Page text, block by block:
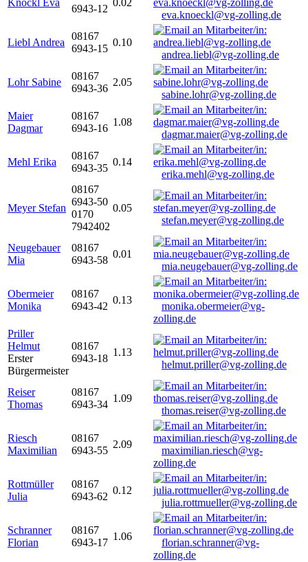
Knöckl Eva
6943-12
0.02
eva.knoeckl@vg-zolling.de
Liebl Andrea
08167
6943-15
0.10
andrea.liebl@vg-zolling.de
Lohr Sabine
08167
6943-36
2.05
sabine.lohr@vg-zolling.de
Maier
Dagmar
08167
6943-16
1.08
dagmar.maier@vg-zolling.de
Mehl Erika
08167
6943-35
0.14
erika.mehl@vg-zolling.de
Meyer Stefan
08167
6943-50
0170
7942402
0.05
stefan.meyer@vg-zolling.de
Neugebauer
Mia
08167
6943-58
0.01
mia.neugebauer@vg-zolling.de
Obermeier
Monika
08167
6943-42
0.13
monika.obermeier@vg-
zolling.de
Priller
Helmut
Erster
Bürgermeister
08167
6943-18
1.13
helmut.priller@vg-zolling.de
Reiser
Thomas
08167
6943-34
1.09
thomas.reiser@vg-zolling.de
Riesch
Maximilian
08167
6943-55
2.09
maximilian.riesch@vg-
zolling.de
Rottmüller
Julia
08167
6943-62
0.12
julia.rottmueller@vg-zolling.de
Schranner
Florian
08167
6943-17
1.06
florian.schranner@vg-
zolling.de